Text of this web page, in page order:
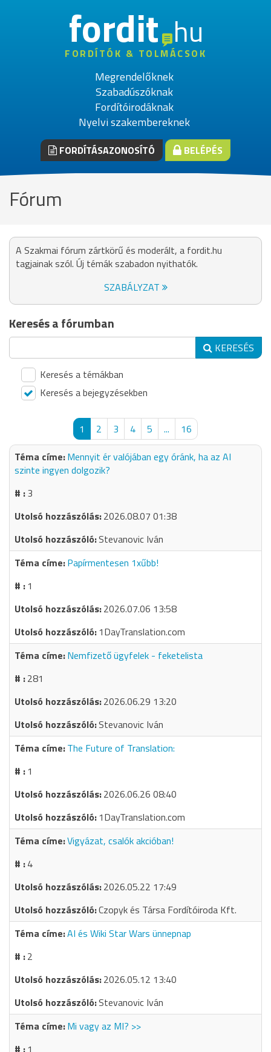
fordithu
FORDÍTÓK & TOLMÁCSOK
Megrendelőknek
Szabadúszóknak
Fordítóirodáknak
Nyelvi szakembereknek
FORDÍTÁSAZONOSÍTÓ BELÉPÉS
Fórum
A Szakmai fórum zártkörű és moderált, a fordit.hu
tagjainak szól. Új témák szabadon nyithatók.
SZABÁLYZAT
Keresés a fórumban
KERESÉS
Keresés a témákban
Keresés a bejegyzésekben
1 2 3 4 5 ...
16
Mennyit ér valójában egy óránk, ha az AI
szinte ingyen dolgozik?
3
2026.08.07 01:38
Stevanovic Iván
Papírmentesen 1xűbb!
1
2026.07.06 13:58
1DayTranslation.com
Nemfizető ügyfelek - feketelista
281
2026.06.29 13:20
Stevanovic Iván
The Future of Translation:
1
2026.06.26 08:40
1DayTranslation.com
Vigyázat, csalók akcióban!
4
2026.05.22 17:49
Czopyk és Társa Fordítóiroda Kft.
AI és Wiki Star Wars ünnepnap
2
2026.05.12 13:40
Stevanovic Iván
Mi vagy az MI? >>
1